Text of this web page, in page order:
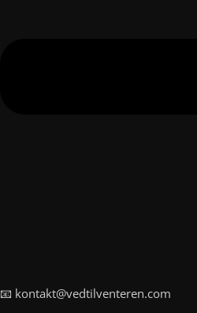
📧 kontakt@vedtilventeren.com